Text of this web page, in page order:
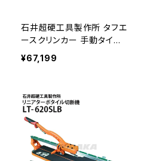
石井超硬工具製作所 タフエ
ースクリンカー 手動タイル
切断機 CWM-660STLB
切巾660mm CW-660STL
¥67,199